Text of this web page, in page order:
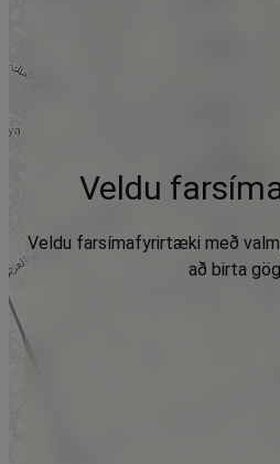
Veldu
Veldu farsímafyrirtæki með
að birta